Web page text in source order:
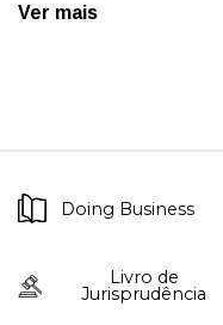
Ver mais
Doing Business
Livro de
Jurisprudência